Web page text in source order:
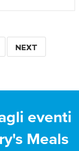
PAGINA
NEXT
eventi
Meals